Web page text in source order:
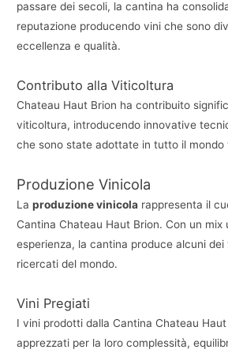
passare dei secoli, la cantina ha
reputazione producendo vini che sono
eccellenza e qualità.
Contributo alla Viticoltura
Chateau Haut Brion ha contribuito
viticoltura, introducendo innovative
che sono state adottate in tutto il mondo
Produzione Vinicola
Laproduzione vinicola rappresenta il
Cantina Chateau Haut Brion. Con un mix
esperienza, la cantina produce alcuni
ricercati del mondo.
Vini Pregiati
I vini prodotti dalla Cantina Chateau
apprezzati per la loro complessità,